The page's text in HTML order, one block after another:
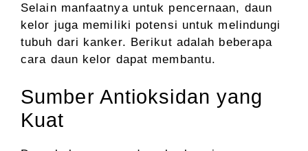
Selain manfaatnya untuk pencernaan, daun
kelor juga memiliki potensi untuk melindungi
tubuh dari kanker. Berikut adalah beberapa
cara daun kelor dapat membantu.
Sumber Antioksidan yang
Kuat